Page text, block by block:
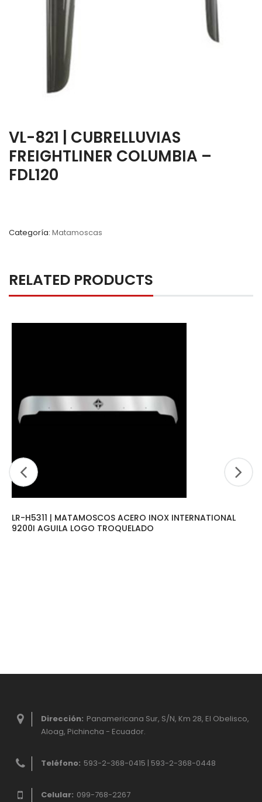
VL-821 | CUBRELLUVIAS
FREIGHTLINER COLUMBIA –
FDL120
Categoría: Matamoscas
RELATED PRODUCTS
LR-H5311 | MATAMOSCOS ACERO INOX INTERNATIONAL
9200I AGUILA LOGO TROQUELADO
Dirección: Panamericana Sur, S/N, Km 28, El Obelisco,
Aloag, Pichincha - Ecuador.
Teléfono: 593-2-368-0415 | 593-2-368-0448
Celular: 099-768-2267